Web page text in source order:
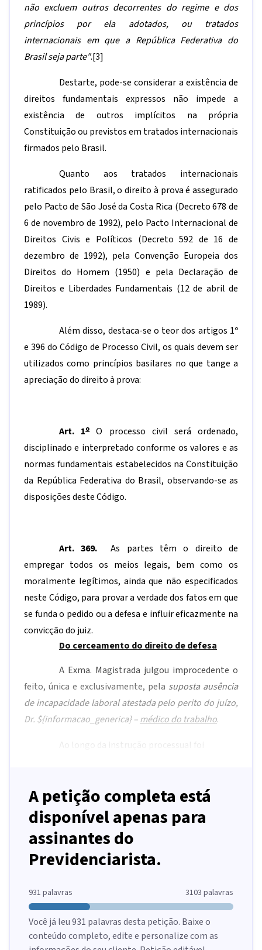
não excluem outros decorrentes do regime e dos
princípios por ela adotados, ou tratados
internacionais em que a República Federativa do
Brasil seja parte".[3]
Destarte, pode-se considerar a existência de
direitos fundamentais expressos não impede a
existência de outros implícitos na própria
Constituição ou previstos em tratados internacionais
firmados pelo Brasil.
Quanto aos tratados internacionais
ratificados pelo Brasil, o direito à prova é assegurado
pelo Pacto de São José da Costa Rica (Decreto 678 de
6 de novembro de 1992), pelo Pacto Internacional de
Direitos Civis e Políticos (Decreto 592 de 16 de
dezembro de 1992), pela Convenção Europeia dos
Direitos do Homem (1950) e pela Declaração de
Direitos e Liberdades Fundamentais (12 de abril de
1989).
Além disso, destaca-se o teor dos artigos 1º
e 396 do Código de Processo Civil, os quais devem ser
utilizados como princípios basilares no que tange a
apreciação do direito à prova:
Art. 1oO processo civil será ordenado,
disciplinado e interpretado conforme os valores e as
normas fundamentais estabelecidos na Constituição
da República Federativa do Brasil, observando-se as
disposições deste Código.
Art. 369. As partes têm o direito de
empregar todos os meios legais, bem como os
moralmente legítimos, ainda que não especificados
neste Código, para provar a verdade dos fatos em que
se funda o pedido ou a defesa e influir eficazmente na
convicção do juiz.
Do cerceamento do direito de defesa
A Exma. Magistrada julgou improcedente o
feito, única e exclusivamente, pela suposta ausência
de incapacidade laboral atestada pelo perito do juízo,
Dr. ${informacao_generica}–médico do trabalho.
Ao longo da instrução processual foi
A petição completa está
disponível apenas para
assinantes do
Previdenciarista.
931 palavras 3103 palavras
Você já leu931 palavras desta petição. Baixe o
conteúdo completo, edite e personalize com as